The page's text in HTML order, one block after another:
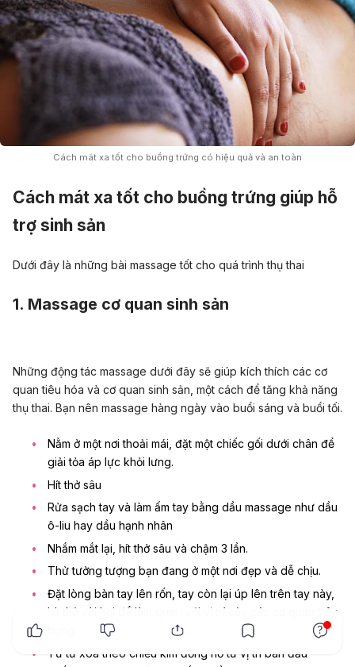
Cách mát xa tốt cho buồng trứng có hiệu quả và an toàn
Cách mát xa tốt cho buồng trứng giúp hỗ
trợ sinh sản
Dưới đây là những bài massage tốt cho quá trình thụ thai
1. Massage cơ quan sinh sản
Những động tác massage dưới đây sẽ giúp kích thích các cơ
quan tiêu hóa và cơ quan sinh sản, một cách để tăng khả năng
thụ thai. Bạn nên massage hàng ngày vào buổi sáng và buổi tối.
Nằm ở một nơi thoải mái, đặt một chiếc gối dưới chân để
giải tỏa áp lực khỏi lưng.
Hít thở sâu
Rửa sạch tay và làm ấm tay bằng dầu massage như dầu
ô-liu hay dầu hạnh nhân
Nhắm mắt lại, hít thở sâu và chậm 3 lần.
Thử tưởng tượng bạn đang ở một nơi đẹp và dễ chịu.
Đặt lòng bàn tay lên rốn, tay còn lại úp lên trên tay này,
hít thở vài hơi để làm quen với vị trí của các cơ quan trên
Từ từ xoa theo chiều kim đồng hồ từ vị trí ban đầu